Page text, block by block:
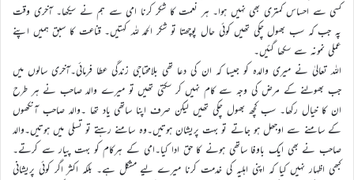
کسی سے احساس کمتری بھی نہیں ہوا۔ ہر نعمت کا شکر کرنا امی سے ہم نے سیکھا۔ آخری وقت
پہ جب کہ سب بھول چکی تھیں کوئی حال پوچھتا تو شکر الحمد للہ کہتیں۔ قناعت کا سبق ہمیں اپنے
عملی نمونہ سے سکھا گئیں۔
اللہ تعالیٰ نے میری والدہ کو جیسا کہ ان کی دعا تھی بلامحتاجی زندگی عطا فرمائی۔آخری سالوں میں
جب بھولنے کے مرض کی وجہ سے کام نہیں کر سکتی تھیں تو میرے والد صاحب نے ہر طرح
ان کا خیال رکھا۔ سب کچھ بھول چکی تھیں لیکن صرف اپنا ساتھی یاد تھا ۔والد صاحب آنکھوں
کے سامنے سے اوجھل ہو جاتے تو بہت پریشان ہوتیں۔وہ سامنے رہتے تو تسلی میں ہوتیں۔والد
صاحب نے بھی ایک باوفا ساتھی ہونے کا حق ادا کیا۔امی کے ہرکام کو بہت پیار سے کرتے۔
کبھی اظہار نہیں کیا کہ اپنی اہلیہ کی خدمت کرنا میرے لیے مشکل ہے۔ بلکہ اکثر اگر کوئی پریشانی